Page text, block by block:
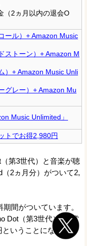
（2ヵ月以内の退会O
ール）+ Amazon Music
ストーン）+ Amazon M
）+ Amazon Music Unli
グレー）+ Amazon Mu
Music Unlimited」
トでお得2,980円
第3世代）と音楽が聴
2ヵ月分）がついて2,
間がついています。
Dot（第3世代）+通常
ということになりま